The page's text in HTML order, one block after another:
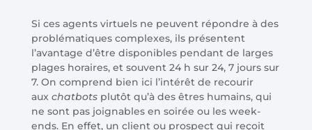
Si ces agents virtuels ne peuvent répondre à des
problématiques complexes, ils présentent
l’avantage d’être disponibles pendant de larges
plages horaires, et souvent 24 h sur 24, 7 jours sur
7. On comprend bien ici l’intérêt de recourir
aux chatbots plutôt qu’à des êtres humains, qui
ne sont pas joignables en soirée ou les week-
ends. En effet, un client ou prospect qui reçoit